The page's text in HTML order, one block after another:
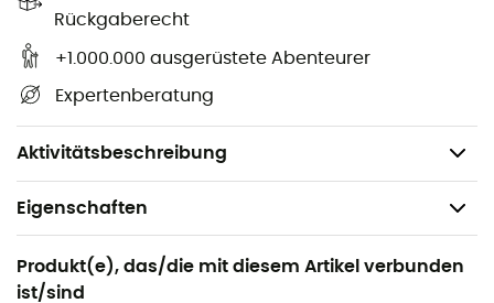
Rückgaberecht
+1.000.000 ausgerüstete Abenteurer
Expertenberatung
Aktivitätsbeschreibung
Sattel und Lenker höhenverstellbar
Rahmen mit tiefem Einstieg und Trittbrett
Gewicht: 5,2 kg
Eigenschaften
Geeignet für
Radsport
Produkt(e), das/die mit diesem Artikel verbunden
ist/sind